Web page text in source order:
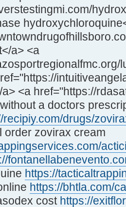
a> <a
<a href="https://
a doctors
recipiy.com/drugs/
order zovirax cream
https://
https://bhtla.com/
cost https://